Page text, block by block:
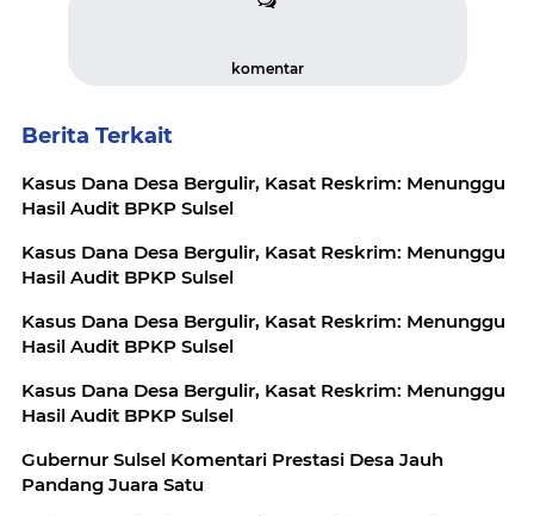
komentar
Berita Terkait
Kasus Dana Desa Bergulir, Kasat Reskrim: Menunggu
Hasil Audit BPKP Sulsel
Kasus Dana Desa Bergulir, Kasat Reskrim: Menunggu
Hasil Audit BPKP Sulsel
Kasus Dana Desa Bergulir, Kasat Reskrim: Menunggu
Hasil Audit BPKP Sulsel
Kasus Dana Desa Bergulir, Kasat Reskrim: Menunggu
Hasil Audit BPKP Sulsel
Gubernur Sulsel Komentari Prestasi Desa Jauh
Pandang Juara Satu